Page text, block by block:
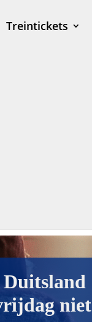
Treintickets
niet